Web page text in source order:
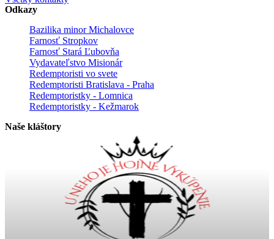
Odkazy
Bazilika minor Michalovce
Farnosť Stropkov
Farnosť Stará Ľubovňa
Vydavateľstvo Misionár
Redemptoristi vo svete
Redemptoristi Bratislava - Praha
Redemptoristky - Lomnica
Redemptoristky - Kežmarok
Naše kláštory